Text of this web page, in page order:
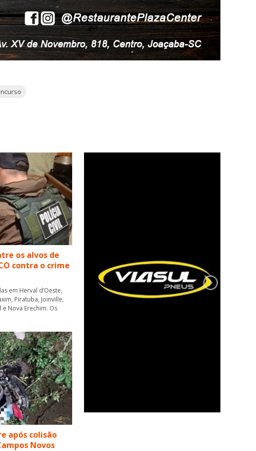
os alvos de
contra o crime
em Herval d’Oeste,
Piratuba, Joinville,
e Nova Erechim. Os
após colisão
Novos